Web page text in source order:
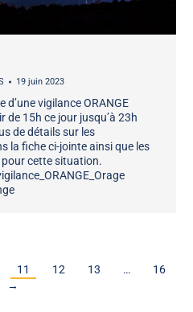
19 juin 2023
vigilance ORANGE
de 15h ce jour jusqu’à 23h
de détails sur les
la fiche ci-jointe ainsi que les
cette situation.
11 12 13 …
16
→